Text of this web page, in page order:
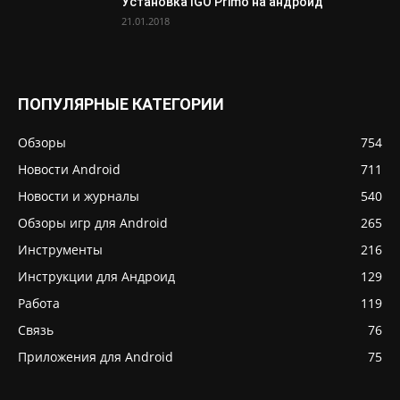
21.01.2018
ПОПУЛЯРНЫЕ КАТЕГОРИИ
Обзоры
754
Новости Android
711
Новости и журналы
540
Обзоры игр для Android
265
Инструменты
216
Инструкции для Андроид
129
Работа
119
Связь
76
Приложения для Android
75